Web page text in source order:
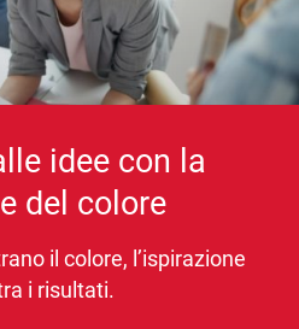
idee con la
del colore
il colore, l’ispirazione
i risultati.